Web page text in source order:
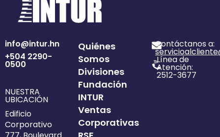
info@intur.hn
+504 2290-
0500
NUESTRA
UBICACIÓN
Edificio
Corporativo
Quiénes
Somos
Divisiones
Fundación
INTUR
Ventas
Corporativas
Contáctanos a:
Línea de
Atención:
2512-3677